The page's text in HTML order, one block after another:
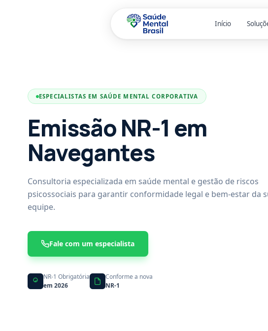
Início
ESPECIALISTAS EM SAÚDE MENTAL CORPORATIVA
Emissão NR-1 em
Navegantes
Consultoria especializada em saúde mental e gestão de riscos
psicossociais para garantir conformidade legal e bem-estar da
equipe.
Fale com um especialista
NR-1 Obrigatória
em 2026
Conforme a nova
NR-1